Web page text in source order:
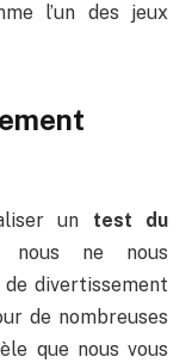
l’un des jeux
un test du
nous ne nous
divertissement
de nombreuses
que nous vous